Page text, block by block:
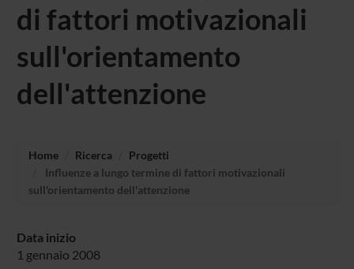
di fattori motivazionali
sull'orientamento
dell'attenzione
Home Ricerca
Progetti
Influenze a lungo termine di fattori motivazionali
sull'orientamento dell'attenzione
Data inizio
1 gennaio 2008